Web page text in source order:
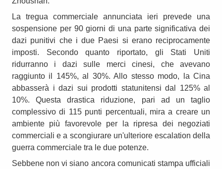
La tregua commerciale annunciata ieri prevede una
sospensione per 90 giorni di una parte significativa dei
dazi punitivi che i due Paesi si erano reciprocamente
imposti. Secondo quanto riportato, gli Stati Uniti
ridurranno i dazi sulle merci cinesi, che avevano
raggiunto il 145%, al 30%. Allo stesso modo, la Cina
abbasserà i dazi sui prodotti statunitensi dal 125% al
10%. Questa drastica riduzione, pari ad un taglio
complessivo di 115 punti percentuali, mira a creare un
ambiente più favorevole per la ripresa dei negoziati
commerciali e a scongiurare un'ulteriore escalation della
guerra commerciale tra le due potenze.
Sebbene non vi siano ancora comunicati stampa ufficiali